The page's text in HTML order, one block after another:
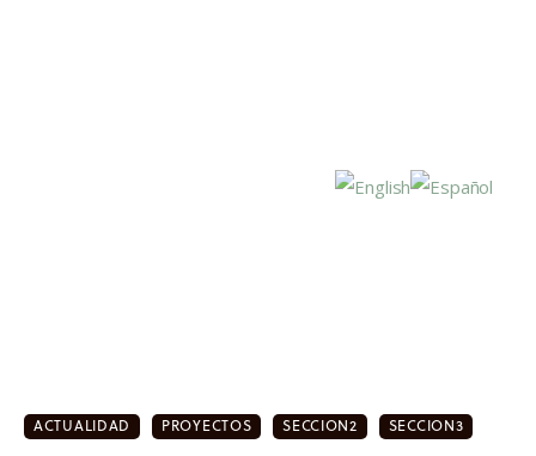
Investigación
ACTUALIDAD PROYECTOS SECCION2 SECCION3